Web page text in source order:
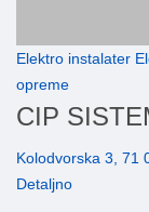
Elektro instalater
opreme
CIP
Kolodvorska 3, 71
Detaljno